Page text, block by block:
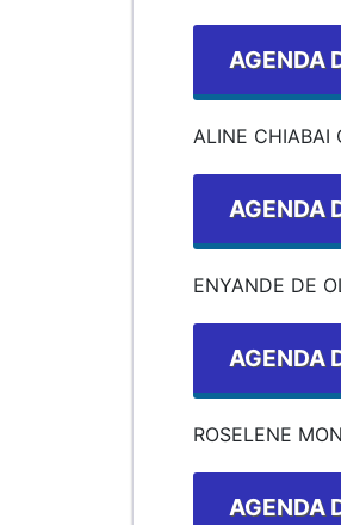
AGENDA
ALINE CHIABAI
AGENDA
ENYANDE DE
AGENDA
ROSELENE
AGENDA